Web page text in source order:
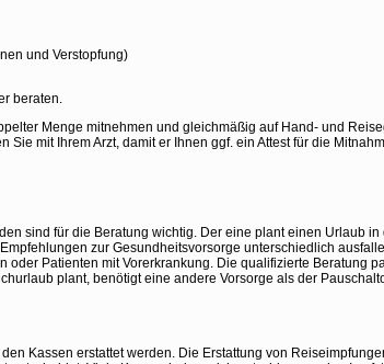
und Verstopfung)
beraten.
Menge mitnehmen und gleichmäßig auf Hand- und
mit Ihrem Arzt, damit er Ihnen ggf. ein Attest für die
sind für die Beratung wichtig. Der eine plant einen Urlaub in
zur Gesundheitsvorsorge unterschiedlich
Patienten mit Vorerkrankung. Die qualifizierte Beratung
plant, benötigt eine andere Vorsorge als der
Kassen erstattet werden. Die Erstattung von